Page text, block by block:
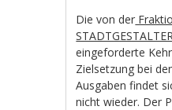
Die von der
eingeforderte
Zielsetzung bei
Ausgaben findet
nicht wieder. Der